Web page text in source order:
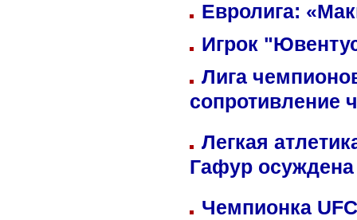
Евролига:
Игрок
Лига
сопротивление
Легкая
Гафур осуждена
Чемпионка